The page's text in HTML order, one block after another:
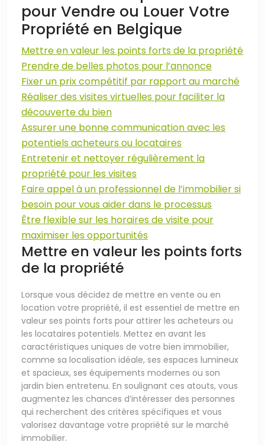
pour Vendre ou Louer Votre
Propriété en Belgique
Mettre en valeur les points forts de la propriété
Prendre de belles photos pour l’annonce
Fixer un prix compétitif par rapport au marché
Réaliser des visites virtuelles pour faciliter la
découverte du bien
Assurer une bonne communication avec les
potentiels acheteurs ou locataires
Entretenir et nettoyer régulièrement la
propriété pour les visites
Faire appel à un professionnel de l’immobilier si
besoin pour vous aider dans le processus
Être flexible sur les horaires de visite pour
maximiser les opportunités
Mettre en valeur les points forts
de la propriété
Lorsque vous décidez de mettre en vente ou en
location votre propriété, il est essentiel de mettre en
valeur ses points forts pour attirer les acheteurs ou
les locataires potentiels. Mettez en avant les
caractéristiques uniques de votre bien immobilier,
comme sa localisation idéale, ses espaces lumineux
et spacieux, ses équipements modernes ou son
jardin bien entretenu. En soulignant ces atouts, vous
augmentez les chances d’intéresser des personnes
qui recherchent des critères spécifiques et vous
valorisez davantage votre propriété sur le marché
immobilier.